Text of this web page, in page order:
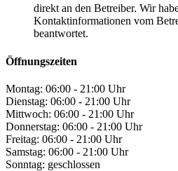
direkt an den Betreiber. Wir
Kontaktinformationen vom
beantwortet.
Öffnungszeiten
Montag: 06:00 - 21:00 Uhr
Dienstag: 06:00 - 21:00 Uhr
Mittwoch: 06:00 - 21:00 Uhr
Donnerstag: 06:00 - 21:00 Uhr
Freitag: 06:00 - 21:00 Uhr
Samstag: 06:00 - 21:00 Uhr
Sonntag: geschlossen